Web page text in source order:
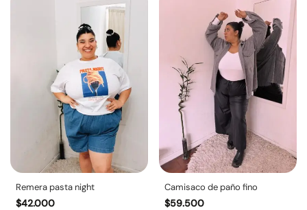
Remera pasta night
$42.000
Camisaco de paño fino
$59.500